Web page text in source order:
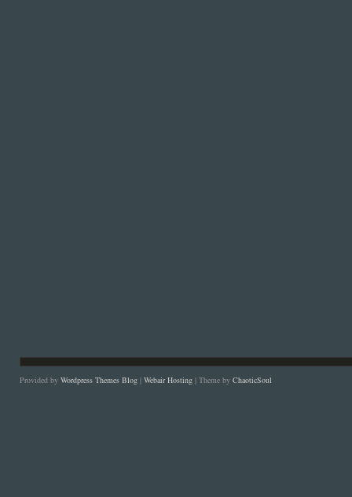
Provided by Wordpress Themes Blog | Webair Hosting | Theme by ChaoticSoul